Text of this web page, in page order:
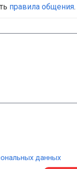
правила общения.
данных